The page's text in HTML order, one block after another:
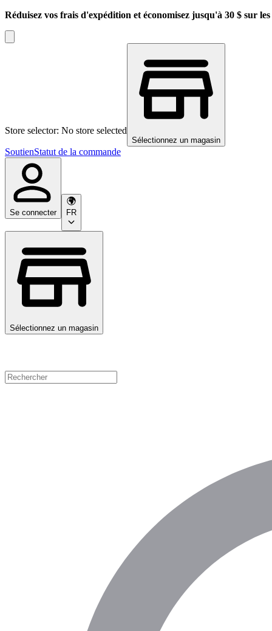
Réduisez vos frais d'expédition et économisez jusqu'à 30 $ sur
Store selector: No store selected
Sélectionnez un magasin
SoutienStatut de la commande
Se connecter FR
Sélectionnez un magasin